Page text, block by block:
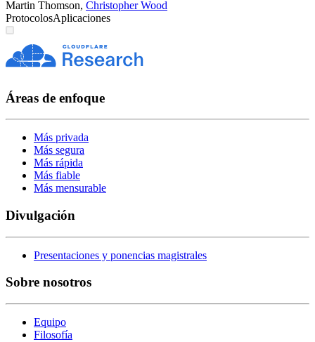
Martin Thomson, Christopher Wood
ProtocolosAplicaciones
Áreas de enfoque
Más privada
Más segura
Más rápida
Más fiable
Más mensurable
Divulgación
Presentaciones y ponencias magistrales
Sobre nosotros
Equipo
Filosofía